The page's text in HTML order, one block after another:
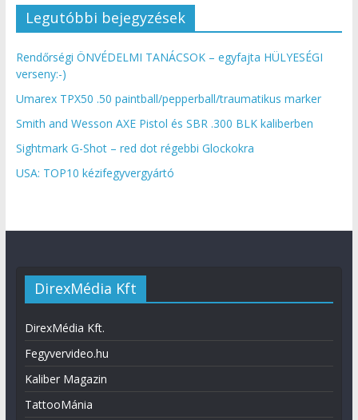
Legutóbbi bejegyzések
Rendőrségi ÖNVÉDELMI TANÁCSOK – egyfajta HÜLYESÉGI
verseny:-)
Umarex TPX50 .50 paintball/pepperball/traumatikus marker
Smith and Wesson AXE Pistol és SBR .300 BLK kaliberben
Sightmark G-Shot – red dot régebbi Glockokra
USA: TOP10 kézifegyvergyártó
DirexMédia Kft
DirexMédia Kft.
Fegyvervideo.hu
Kaliber Magazin
TattooMánia